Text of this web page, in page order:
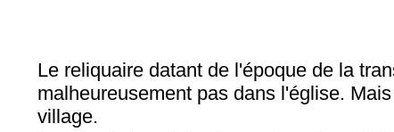
Le reliquaire datant de l'époque de la
malheureusement pas dans l'église.
village.